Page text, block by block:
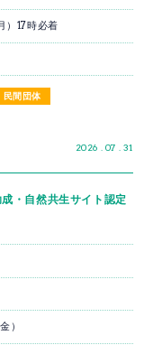
民間団体
2026 . 07 . 31
）17時必着
・自然共生サイト認定
）